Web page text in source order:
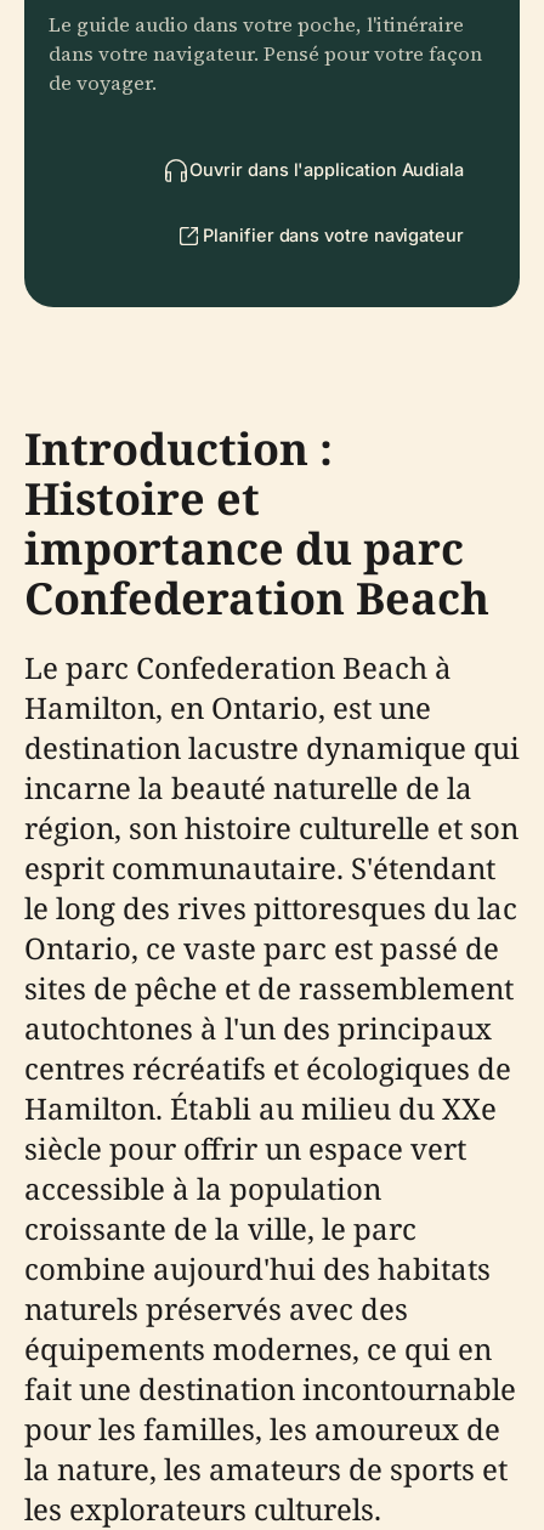
Le guide audio dans votre poche, l'itinéraire
dans votre navigateur. Pensé pour votre façon
de voyager.
Ouvrir dans l'application Audiala
Planifier dans votre navigateur
Introduction :
Histoire et
importance du parc
Confederation Beach
Le parc Confederation Beach à
Hamilton, en Ontario, est une
destination lacustre dynamique qui
incarne la beauté naturelle de la
région, son histoire culturelle et son
esprit communautaire. S'étendant
le long des rives pittoresques du lac
Ontario, ce vaste parc est passé de
sites de pêche et de rassemblement
autochtones à l'un des principaux
centres récréatifs et écologiques de
Hamilton. Établi au milieu du XXe
siècle pour offrir un espace vert
accessible à la population
croissante de la ville, le parc
combine aujourd'hui des habitats
naturels préservés avec des
équipements modernes, ce qui en
fait une destination incontournable
pour les familles, les amoureux de
la nature, les amateurs de sports et
les explorateurs culturels.